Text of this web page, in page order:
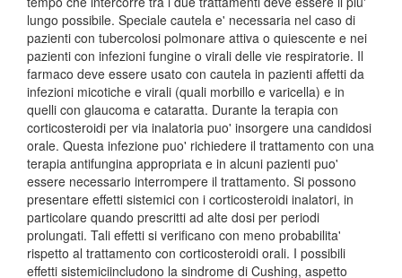
lungo possibile. Speciale cautela e' necessaria nel caso di
pazienti con tubercolosi polmonare attiva o quiescente e nei
pazienti con infezioni fungine o virali delle vie respiratorie. Il
farmaco deve essere usato con cautela in pazienti affetti da
infezioni micotiche e virali (quali morbillo e varicella) e in
quelli con glaucoma e cataratta. Durante la terapia con
corticosteroidi per via inalatoria puo' insorgere una candidosi
orale. Questa infezione puo' richiedere il trattamento con una
terapia antifungina appropriata e in alcuni pazienti puo'
essere necessario interrompere il trattamento. Si possono
presentare effetti sistemici con i corticosteroidi inalatori, in
particolare quando prescritti ad alte dosi per periodi
prolungati. Tali effetti si verificano con meno probabilita'
rispetto al trattamento con corticosteroidi orali. I possibili
effetti sistemiciincludono la sindrome di Cushing, aspetto